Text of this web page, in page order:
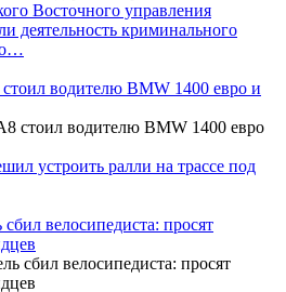
Восточного управления
деятельность криминального
водителю BMW 1400 евро и
устроить ралли на трассе под
велосипедиста: просят